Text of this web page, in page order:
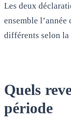
Les deux
ensemble
différents selon la
Quels
période